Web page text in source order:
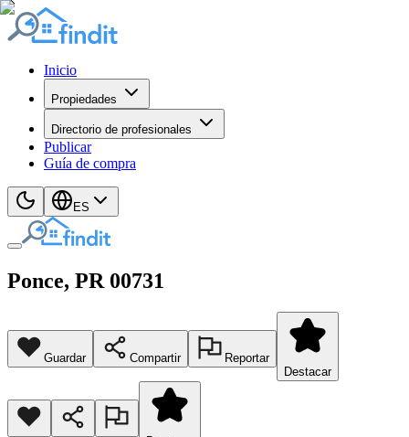
Inicio
Propiedades
Directorio de profesionales
Publicar
Guía de compra
ES
Ponce, PR 00731
Guardar Compartir
Reportar
Destacar